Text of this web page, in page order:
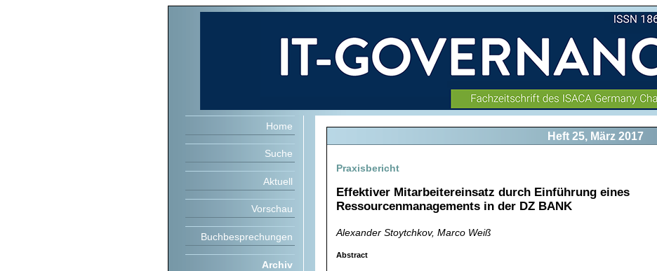
Home
Suche
Aktuell
Vorschau
Buchbesprechungen
Archiv
Heft 25, März 2017
Praxisbericht
Effektiver Mitarbeitereinsatz durch Einführung eines
Ressourcenmanagements in der DZ BANK
Alexander Stoytchkov, Marco Weiß
Abstract